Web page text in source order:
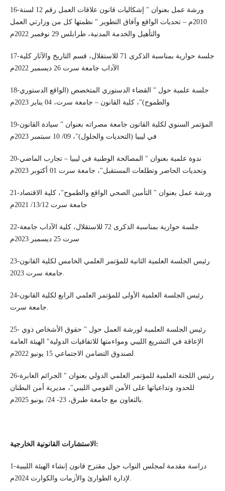
16-ورشة عمل بعنوان " إشكاليات قانون علاقات العمل رقم 12 لسنة
2010م – تحديات الواقع وآفاق التطوير " نظمتها كل من وزارتي العمل
والتأهيل والخدمة المدنية، طرابلس 29 نوفمبر 2022م
17-جلسة حوارية بمناسبة الذكرى 71 للاستقلال، قسم التاريخ والآثار كلية
الآداب جامعة سرت 26 ديسمبر 2022م
18-جلسة علمية حول " القضاء الدستوري المتخصص (الواقع الدستوري
والطموح)"، كلية القانون – جامعة سرت، 04 يناير 2023م
19-المؤتمر السنوي لكلية القانون جامعة مصراته بعنوان " سيادة القانون
في ليبيا (التحديات والحلول)"، 09/ 10 سبتمبر 2023م
20-ندوة علمية بعنوان " المصالحة الوطنية في ليبيا – تجارب الماضي
وتحديات الحاضر وتطلعات المستقبل"، جامعة سرت 01 أكتوبر 2023م
21-ورشة عمل بعنوان " التأمين الصحي الواقع والطموح"، كلية الاقتصاد
جامعة سرت 13/12/ 2021م
22-جلسة حوارية بمناسبة الذكرى 72 للاستقلال، كلية الآداب جامعة
سرت 25 ديسمبر 2023م
23-رئيس الجلسة العلمية الثانية للمؤتمر العلمي الخامس لكلية القانون
جامعة سرت 2023.
24-رئيس الجلسة العلمية الأولى للمؤتمر العلمي الرابع لكلية القانون
جامعة سرت.
25- رئيس الجلسة العلمية لورشة العمل حول " حقوق الأشخاص ذوي
الإعاقة في التشريع الليبي ومواءمتها للاتفاقيات الدولية" الهيئة العامة
لصندوق التضامن الاجتماعي 15 يونيو 2022م.
26-رئيس اللجنة العلمية للمؤتمر العلمي الدولي بعنوان " الجرائم العابرة
للحدود وتداعياتها على الأمن القومي الليبي"، مديرية أمن البطنان
بالتعاون مع جامعة طبرق، 23- 24/ يونيو 2025م.
الاستشارات القانونية الخارجية:
1-دراسة مقدمة لمجلس النواب حول مقترح قانون إنشاء الهيئة الليبية
لإدارة الطوارئ والأزمات والكوارث 2024م.